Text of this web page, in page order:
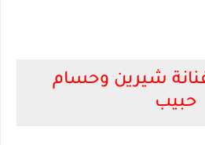
شيرين وحسام
حبيب